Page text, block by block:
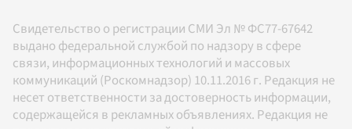
Свидетельство о регистрации СМИ Эл № ФС77-67642
выдано федеральной службой по надзору в сфере
связи, информационных технологий и массовых
коммуникаций (Роскомнадзор) 10.11.2016 г. Редакция не
несет ответственности за достоверность информации,
содержащейся в рекламных объявлениях. Редакция не